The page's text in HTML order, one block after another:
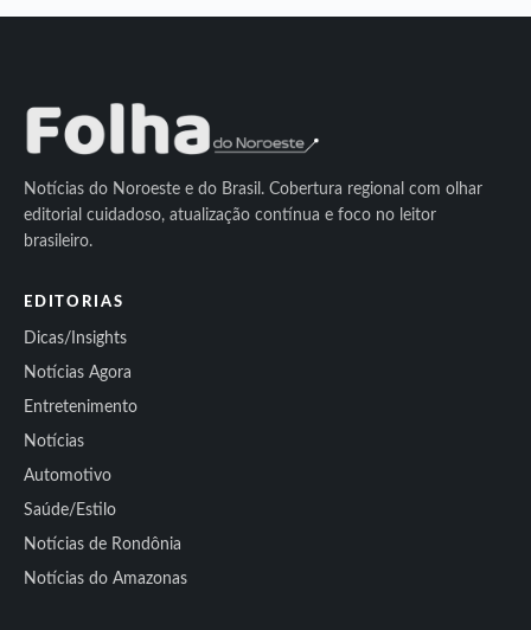
Notícias do Noroeste e do Brasil. Cobertura regional com olhar
editorial cuidadoso, atualização contínua e foco no leitor
brasileiro.
EDITORIAS
Dicas/Insights
Notícias Agora
Entretenimento
Notícias
Automotivo
Saúde/Estilo
Notícias de Rondônia
Notícias do Amazonas